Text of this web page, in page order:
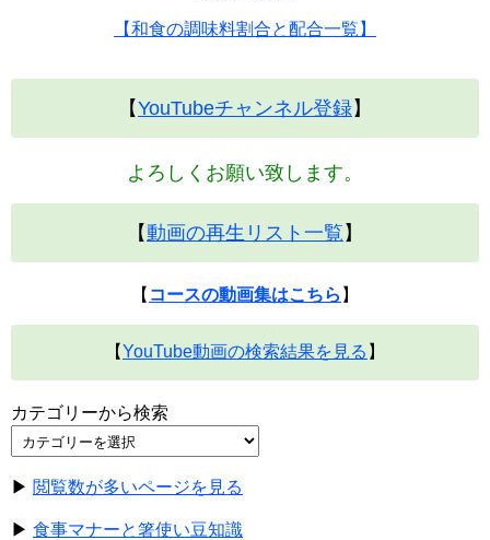
【和食の調味料割合と配合一覧】
【YouTubeチャンネル登録】
よろしくお願い致します。
【動画の再生リスト一覧 】
【 コースの動画集はこちら 】
【YouTube動画の検索結果を見る 】
カテゴリーから検索
▶ 閲覧数が多いページを見る
▶ 食事マナーと箸使い豆知識